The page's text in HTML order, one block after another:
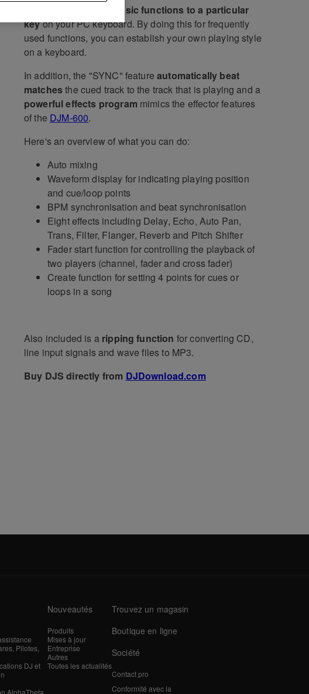
assign basic functions to a particular
keyon your PC keyboard. By doing this for frequently
used functions, you can establish your own playing style
on a keyboard.
In addition, the "SYNC" featureautomatically beat
matchesthe cued track to the track that is playing and a
powerful effects program mimics the effector features
of the DJM-600.
Here's an overview of what you can do:
Auto mixing
Waveform display for indicating playing position
and cue/loop points
BPM synchronisation and beat synchronisation
Eight effects including Delay, Echo, Auto Pan,
Trans, Filter, Flanger, Reverb and Pitch Shifter
Fader start function for controlling the playback of
two players (channel, fader and cross fader)
Create function for setting 4 points for cues or
loops in a song
Also included is a ripping function for converting CD,
line input signals and wave files to MP3.
Buy DJS directly from DJDownload.com
Pilotes,
DJ et
AlphaTheta
Nouveautés
Produits
Mises à jour
Entreprise
Autres
Toutes les actualités
Trouvez un magasin
Boutique en ligne
Société
Contact pro
Conformité avec la